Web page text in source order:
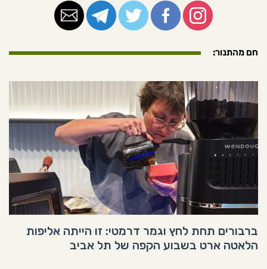
חם מהתנור:
ברבורים תחת לחץ וגמר דרמטי: זו הייתה אליפות
הלאטה ארט בשבוע הקפה של תל אביב